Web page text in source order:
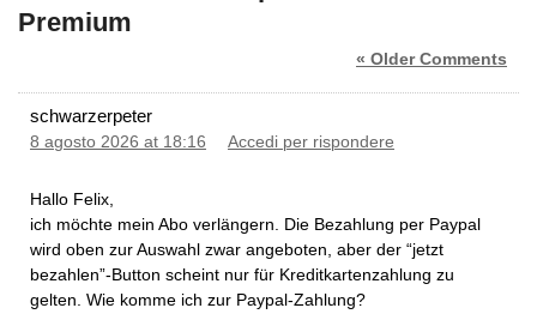
Premium
« Older Comments
schwarzerpeter
8 agosto 2026 at 18:16 Accedi per rispondere
Hallo Felix,
ich möchte mein Abo verlängern. Die Bezahlung per Paypal
wird oben zur Auswahl zwar angeboten, aber der “jetzt
bezahlen”-Button scheint nur für Kreditkartenzahlung zu
gelten. Wie komme ich zur Paypal-Zahlung?